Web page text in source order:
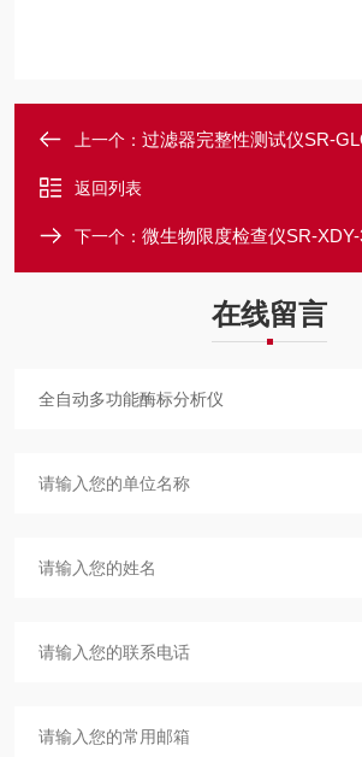
上一个： 过滤器完整性测试仪SR-
返回列表
下一个： 微生物限度检查仪SR-
在线留言